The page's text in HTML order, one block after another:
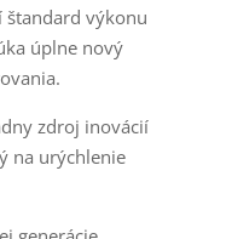
štandard výkonu
úplne nový
zdroj inovácií
na urýchlenie